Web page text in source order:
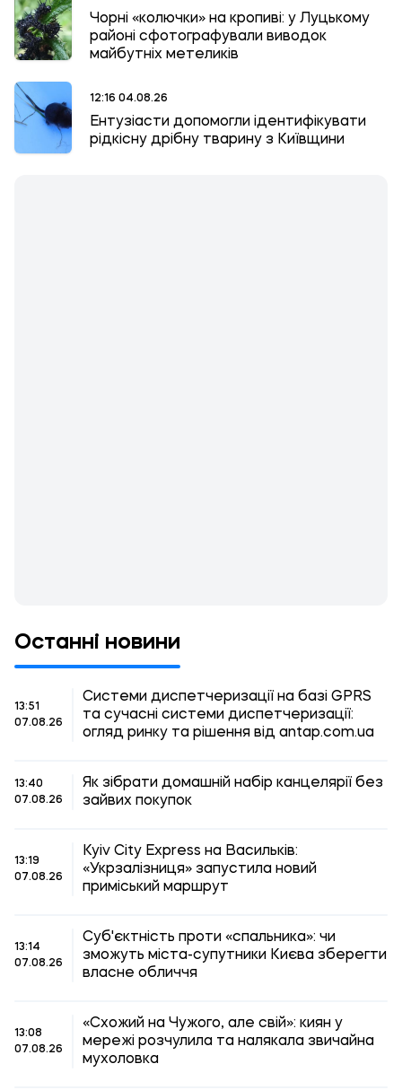
Чорні «колючки» на кропиві: у Луцькому
районі сфотографували виводок
майбутніх метеликів
12:16 04.08.26
Ентузіасти допомогли ідентифікувати
рідкісну дрібну тварину з Київщини
Останні новини
13:51
07.08.26
Системи диспетчеризації на базі GPRS
та сучасні системи диспетчеризації:
огляд ринку та рішення від antap.com.ua
13:40
07.08.26
Як зібрати домашній набір канцелярії без
зайвих покупок
13:19
07.08.26
Kyiv City Express на Васильків:
«Укрзалізниця» запустила новий
приміський маршрут
13:14
07.08.26
Суб'єктність проти «спальника»: чи
зможуть міста-супутники Києва зберегти
власне обличчя
13:08
07.08.26
«Схожий на Чужого, але свій»: киян у
мережі розчулила та налякала звичайна
мухоловка